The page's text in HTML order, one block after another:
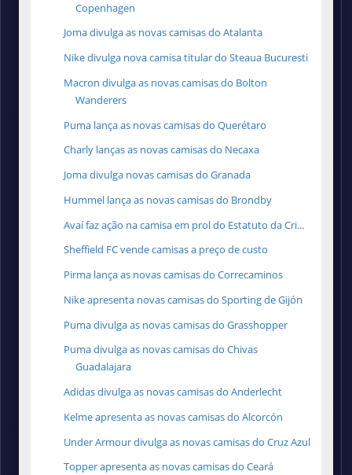
Copenhagen
Joma divulga as novas camisas do Atalanta
Nike divulga nova camisa titular do Steaua Bucuresti
Macron divulga as novas camisas do Bolton
Wanderers
Puma lança as novas camisas do Querétaro
Charly lanças as novas camisas do Necaxa
Joma divulga novas camisas do Granada
Hummel lança as novas camisas do Brondby
Avaí faz ação na camisa em prol do Estatuto da Cri...
Sheffield FC vende camisas a preço de custo
Pirma lança as novas camisas do Correcaminos
Nike apresenta novas camisas do Sporting de Gijón
Puma divulga as novas camisas do Grasshopper
Puma divulga as novas camisas do Chivas
Guadalajara
Adidas divulga as novas camisas do Anderlecht
Kelme apresenta as novas camisas do Alcorcón
Under Armour divulga as novas camisas do Cruz Azul
Topper apresenta as novas camisas do Ceará